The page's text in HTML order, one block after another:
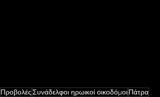
ΠροβολέςΣυνάδελφοι ηρωικοί οικοδόμοιΠάτρα